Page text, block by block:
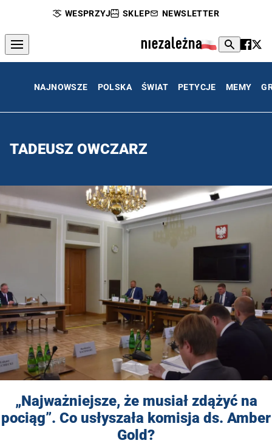
WESPRZYJ SKLEP NEWSLETTER
NAJNOWSZE POLSKA ŚWIAT PETYCJE MEMY
TADEUSZ OWCZARZ
„Najważniejsze, że musiał zdążyć na
pociąg”. Co usłyszała komisja ds. Amber
Gold?